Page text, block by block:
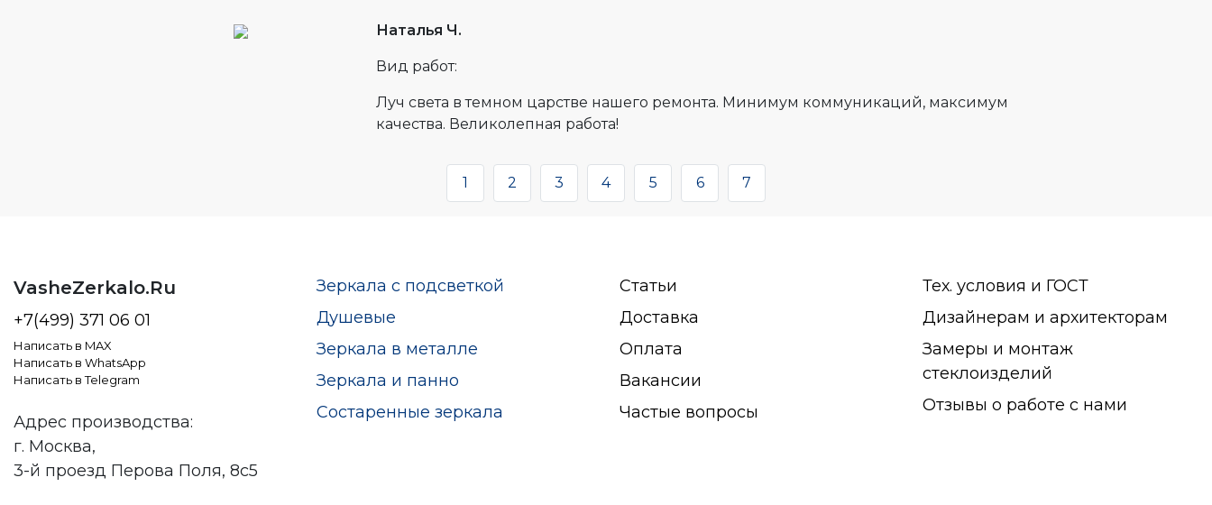
Наталья Ч.
Вид работ:
Луч света в темном царстве нашего ремонта. Минимум коммуникаций, максимум
качества. Великолепная работа!
1 2 3 4 5 6 7
VasheZerkalo.Ru
+7(499) 371 06 01
Написать в MAX
Написать в WhatsApp
Написать в Telegram
Адрес производства:
г. Москва,
3-й проезд Перова Поля, 8с5
Зеркала с подсветкой
Душевые
Зеркала в металле
Зеркала и панно
Состаренные зеркала
Статьи
Доставка
Оплата
Вакансии
Частые вопросы
Тех. условия и ГОСТ
Дизайнерам и архитекторам
Замеры и монтаж
стеклоизделий
Отзывы о работе с нами